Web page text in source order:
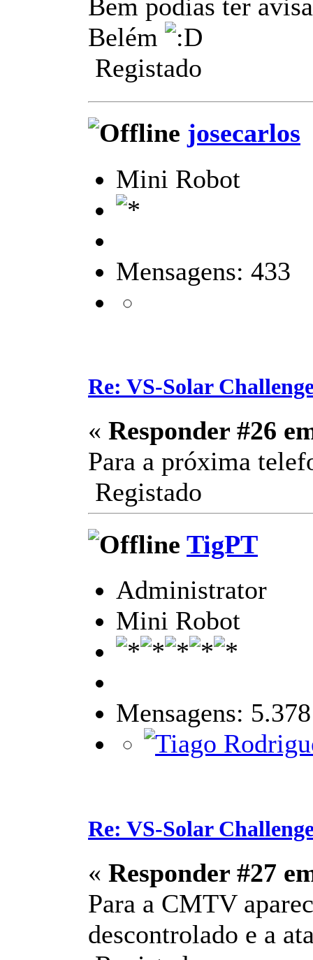
Bem podias ter
Belém
Registado
josecarlos
Mini Robot
Mensagens: 433
Re: VS-Solar
« Responder #26
Para a próxima
Registado
TigPT
Administrator
Mini Robot
Mensagens: 5.378
Re: VS-Solar
« Responder #27
Para a CMTV
descontrolado e a